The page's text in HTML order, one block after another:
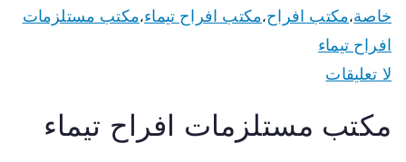
خاصة،مكتب افراح،مكتب افراح تيماء،مكتب مستلزمات
افراح تيماء
لا تعليقات
مكتب مستلزمات افراح تيماء